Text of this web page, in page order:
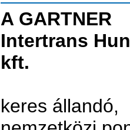
A GARTNER
Intertrans
kft.
keres állandó,